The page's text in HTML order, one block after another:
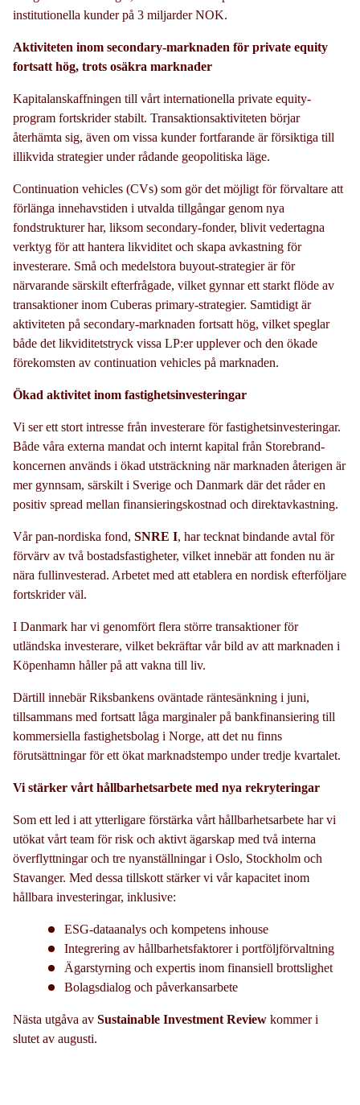
institutionella kunder på 3 miljarder NOK.
Aktiviteten inom secondary-marknaden för private equity
fortsatt hög, trots osäkra marknader
Kapitalanskaffningen till vårt internationella private equity-
program fortskrider stabilt. Transaktionsaktiviteten börjar
återhämta sig, även om vissa kunder fortfarande är försiktiga till
illikvida strategier under rådande geopolitiska läge.
Continuation vehicles (CVs) som gör det möjligt för förvaltare att
förlänga innehavstiden i utvalda tillgångar genom nya
fondstrukturer har, liksom secondary-fonder, blivit vedertagna
verktyg för att hantera likviditet och skapa avkastning för
investerare. Små och medelstora buyout-strategier är för
närvarande särskilt efterfrågade, vilket gynnar ett starkt flöde av
transaktioner inom Cuberas primary-strategier. Samtidigt är
aktiviteten på secondary-marknaden fortsatt hög, vilket speglar
både det likviditetstryck vissa LP:er upplever och den ökade
förekomsten av continuation vehicles på marknaden.
Ökad aktivitet inom fastighetsinvesteringar
Vi ser ett stort intresse från investerare för fastighetsinvesteringar.
Både våra externa mandat och internt kapital från Storebrand-
koncernen används i ökad utsträckning när marknaden återigen är
mer gynnsam, särskilt i Sverige och Danmark där det råder en
positiv spread mellan finansieringskostnad och direktavkastning.
Vår pan-nordiska fond, SNRE I, har tecknat bindande avtal för
förvärv av två bostadsfastigheter, vilket innebär att fonden nu är
nära fullinvesterad. Arbetet med att etablera en nordisk efterföljare
fortskrider väl.
I Danmark har vi genomfört flera större transaktioner för
utländska investerare, vilket bekräftar vår bild av att marknaden i
Köpenhamn håller på att vakna till liv.
Därtill innebär Riksbankens oväntade räntesänkning i juni,
tillsammans med fortsatt låga marginaler på bankfinansiering till
kommersiella fastighetsbolag i Norge, att det nu finns
förutsättningar för ett ökat marknadstempo under tredje kvartalet.
Vi stärker vårt hållbarhetsarbete med nya rekryteringar
Som ett led i att ytterligare förstärka vårt hållbarhetsarbete har vi
utökat vårt team för risk och aktivt ägarskap med två interna
överflyttningar och tre nyanställningar i Oslo, Stockholm och
Stavanger. Med dessa tillskott stärker vi vår kapacitet inom
hållbara investeringar, inklusive:
ESG-dataanalys och kompetens inhouse
Integrering av hållbarhetsfaktorer i portföljförvaltning
Ägarstyrning och expertis inom finansiell brottslighet
Bolagsdialog och påverkansarbete
Nästa utgåva av Sustainable Investment Review kommer i
slutet av augusti.